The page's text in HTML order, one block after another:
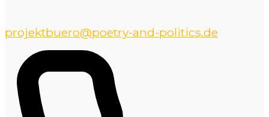
projektbuero@poetry-and-politics.de